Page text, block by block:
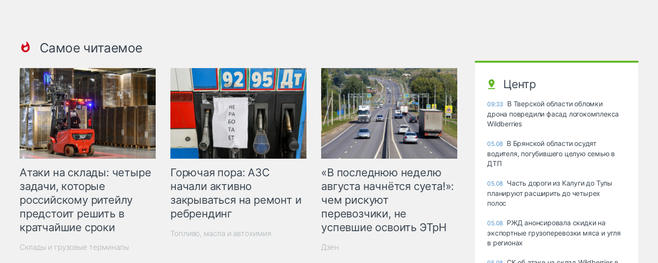
Самое читаемое
Атаки на склады: четыре
задачи, которые
российскому ритейлу
предстоит решить в
кратчайшие сроки
Склады и грузовые терминалы
Горючая пора: АЗС
начали активно
закрываться на ремонт и
ребрендинг
Топливо, масла и автохимия
«В последнюю неделю
августа начнётся суета!»:
чем рискуют
перевозчики, не
успевшие освоить ЭТрН
Дзен
Центр
09:33
В Тверской области обломки
дрона повредили фасад логокомплекса
Wildberries
05.08 В Брянской области осудят
водителя, погубившего целую семью в
ДТП
05.08 Часть дороги из Калуги до Тулы
планируют расширить до четырех
полос
05.08 РЖД анонсировала скидки на
экспортные грузоперевозки мяса и угля
в регионах